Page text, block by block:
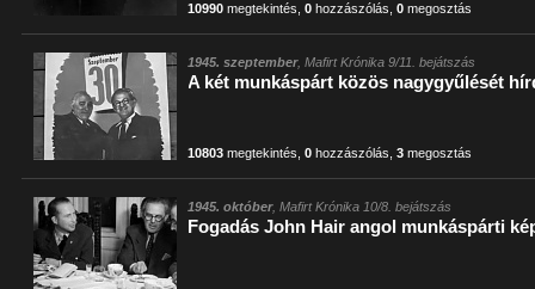
10990 megtekintés ,0 hozzászólás ,0 megosztás
1945. szeptember, Mafirt Krónika 9/11. bejátszás
A két munkáspárt közös nagygyűlését
10803 megtekintés ,0 hozzászólás ,3 megosztás
1945. október, Mafirt Krónika 10/8. bejátszás
Fogadás John Hair angol munkáspárti